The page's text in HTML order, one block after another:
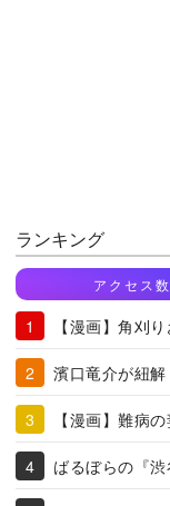
ランキング
アクセス数
【漫画】角刈
濱口竜介が紐解
【漫画】難病
ばるぼらの『